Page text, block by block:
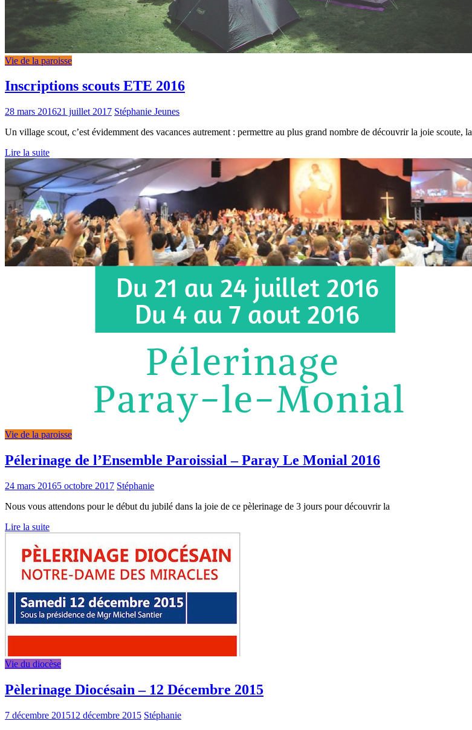
Vie de la paroisse
Inscriptions scouts ETE 2016
28 mars 201621 juillet 2017 Stéphanie Jeunes
Un village scout, c’est évidemment des vacances autrement : permettre au plus grand nombre de découvrir la joie scoute, la
Lire la suite
Vie de la paroisse
Pélerinage de l’Ensemble Paroissial – Paray Le Monial 2016
24 mars 20165 octobre 2017 Stéphanie
Nous vous attendons pour le début du jubilé dans la joie de ce pèlerinage de 3 jours pour découvrir la
Lire la suite
Vie du diocèse
Pèlerinage Diocésain – 12 Décembre 2015
7 décembre 201512 décembre 2015 Stéphanie